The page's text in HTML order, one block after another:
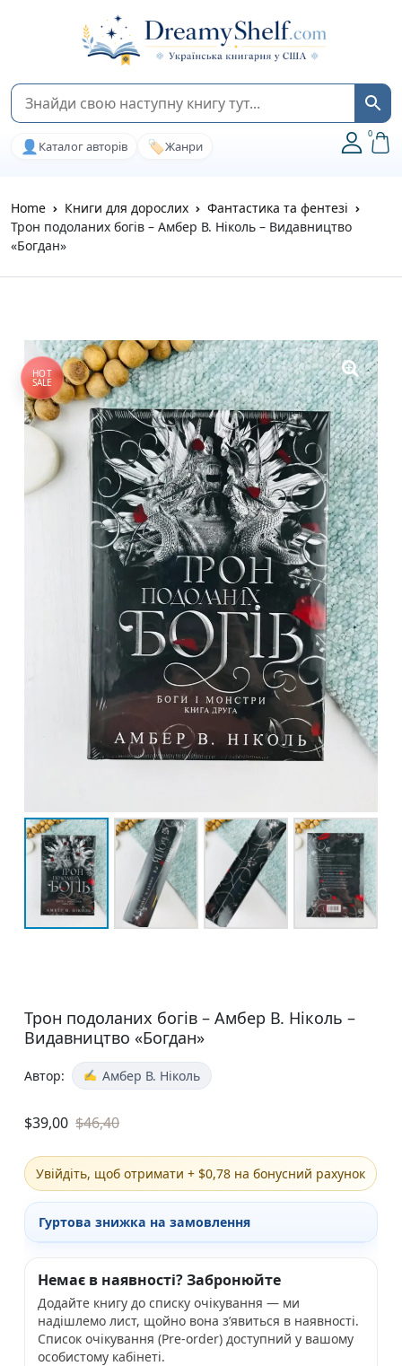
👤 Каталог авторів 🏷️Жанри
0
Home Книги для дорослих
Фантастика та фентезі
Трон подоланих богів – Амбер В. Ніколь – Видавництво
«Богдан»
HOT
SALE
Трон подоланих богів – Амбер В. Ніколь –
Видавництво «Богдан»
Автор: Амбер В. Ніколь
$39,00 $46,40
Увійдіть, щоб отримати + $0,78 на бонусний рахунок
Гуртова знижка на замовлення
Немає в наявності? Забронюйте
Додайте книгу до списку очікування — ми
надішлемо лист, щойно вона з’явиться в наявності.
Список очікування (Pre-order) доступний у вашому
особистому кабінеті.